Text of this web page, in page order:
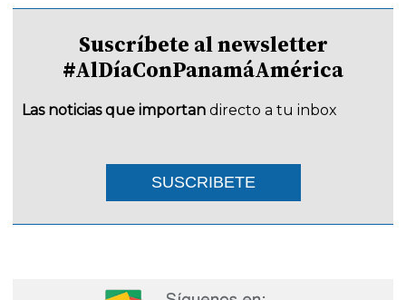
Suscríbete al newsletter
#AlDíaConPanamáAmérica
Las noticias que importan directo a tu inbox
SUSCRIBETE